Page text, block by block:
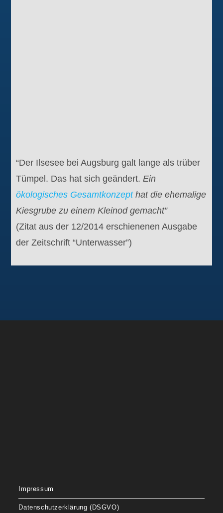
“Der Ilsesee bei Augsburg galt lange als trüber
Tümpel. Das hat sich geändert.Ein
ökologisches Gesamtkonzepthat die ehemalige
Kiesgrube zu einem Kleinod gemacht”
(Zitat aus der 12/2014 erschienenen Ausgabe
der Zeitschrift “Unterwasser”)
Impressum
Datenschutzerklärung (DSGVO)